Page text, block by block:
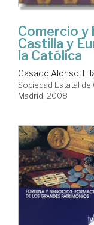
Comercio y
Castilla y
la Católica
Casado Alonso,
Sociedad Estatal de
Madrid, 2008